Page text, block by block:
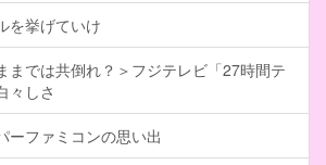
を挙げていけ
までは共倒れ？＞フジテレビ「27時間テ
々しさ
ーファミコンの思い出